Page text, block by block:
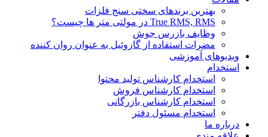
بهترین برندهای سختی سنج فلزات
True RMS, RMS در مولتی متر ها چیست؟
وظایف بازرس جوش
مضرات استفاده از گازوئیل به عنوان روان کننده
ویدیوهای آموزشی
استخدام
استخدام کارشناس تولید محتوا
استخدام کارشناس فروش
استخدام کارشناس بازرگانی
استخدام مسئول دفتر
درباره ما